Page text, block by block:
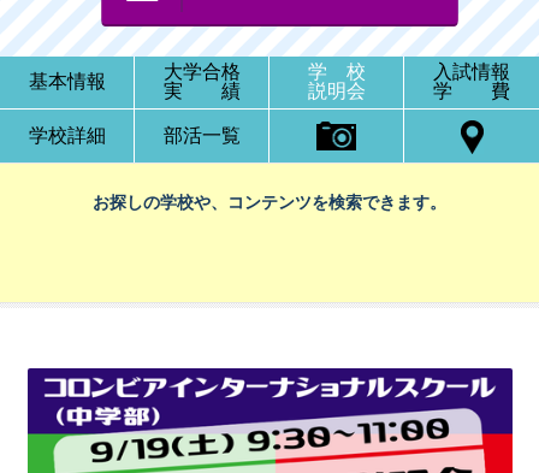
基本情報
大学合格
実 績
学 校
説明会
入試情報
学 費
学校詳細 部活一覧
お探しの学校や、コンテンツを検索できます。